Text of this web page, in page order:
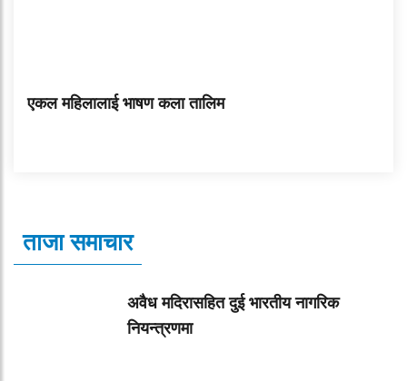
एकल महिलालाई भाषण कला तालिम
ताजा समाचार
अवैध मदिरासहित दुई भारतीय नागरिक
नियन्त्रणमा